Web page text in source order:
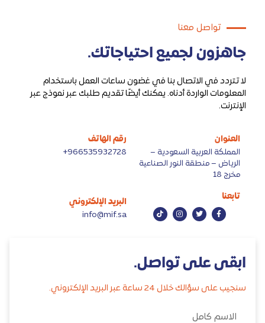
ابقى على تواصل.
سنجيب على سؤالك خلال 24 ساعة عبر البريد الإلكتروني.
تواصل معنا
جاهزون لجميع احتياجاتك.
لا تتردد في الاتصال بنا في غضون ساعات العمل باستخدام
المعلومات الواردة أدناه. يمكنك أيضًا تقديم طلبك عبر نموذج عبر
الإنترنت.
العنوان
المملكة العربية السعودية –
الرياض – منطقة النور الصناعية
مخرج 18
رقم الهاتف
966535932728+
تابعنا
البريد الإلكتروني
info@mif.sa